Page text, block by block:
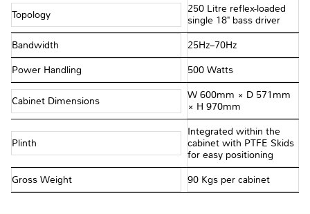
Topology
250 Litre reflex-loaded
single 18" bass driver
Bandwidth 25Hz–70Hz
Power Handling 500 Watts
Cabinet Dimensions
W 600mm × D 571mm
× H 970mm
Plinth
Integrated within the
cabinet with PTFE Skids
for easy positioning
Gross Weight 90 Kgs per cabinet